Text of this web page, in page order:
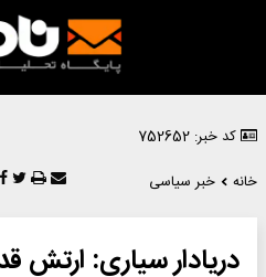
کد خبر: 752652
خانه
خبر سیاسی
دریادار سیاری: ارتش